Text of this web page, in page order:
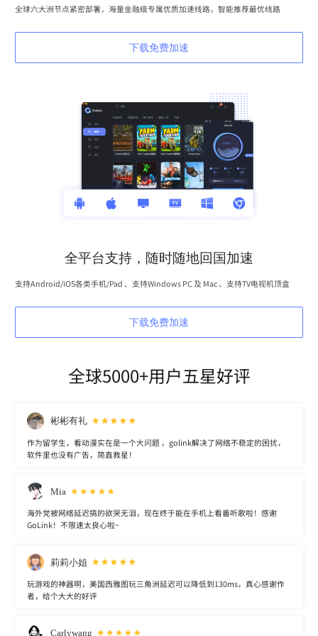
全球六大洲节点紧密部署，海量金融级专属优质加速线路，智能推荐最优线路
下载免费加速
全平台支持，随时随地回国加速
支持Android/iOS各类手机/Pad 、支持Windows PC 及 Mac 、支持TV电视机顶盒
下载免费加速
全球5000+用户五星好评
彬彬有礼
作为留学生，看动漫实在是一个大问题 ，golink解决了网络不稳定的困扰，
软件里也没有广告，简直救星！
Mia
海外党被网络延迟搞的欲哭无泪，现在终于能在手机上看番听歌啦！感谢
GoLink！不限速太良心啦~
莉莉小姐
玩游戏的神器啊，美国西雅图玩三角洲延迟可以降低到130ms，真心感谢作
者，给个大大的好评
Carlywang